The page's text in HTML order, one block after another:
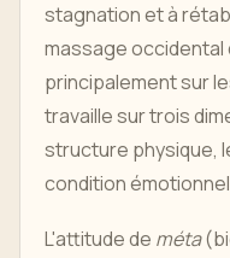
stagnation et à
massage
principalement sur
travaille sur trois
structure physique,
condition
L'attitude de méta